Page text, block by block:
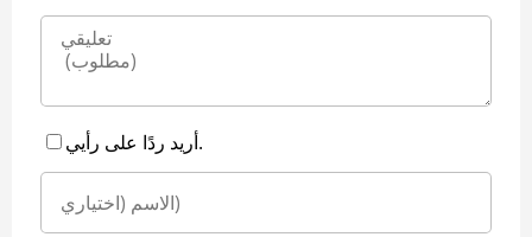
أريد ردًا على رأيي.